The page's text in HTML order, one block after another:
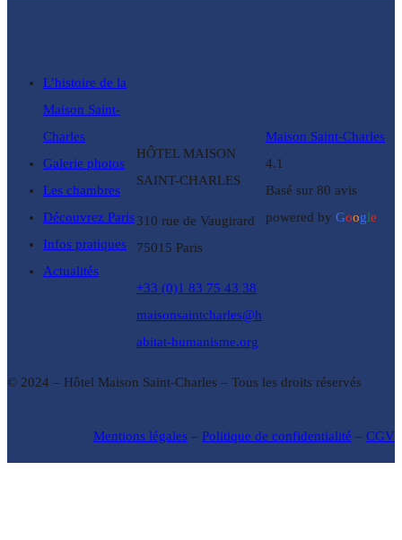
L’histoire de la
Maison Saint-
Charles
Galerie photos
Les chambres
Découvrez Paris
Infos pratiques
Actualités
HÔTEL MAISON
SAINT-CHARLES
310 rue de Vaugirard
75015 Paris
+33 (0)1 83 75 43 38
maisonsaintcharles@h
abitat-humanisme.org
Maison Saint-Charles
4.1
Basé sur 80 avis
powered by Google
© 2024 – Hôtel Maison Saint-Charles – Tous les droits réservés
Mentions légales – Politique de confidentialité – CGV